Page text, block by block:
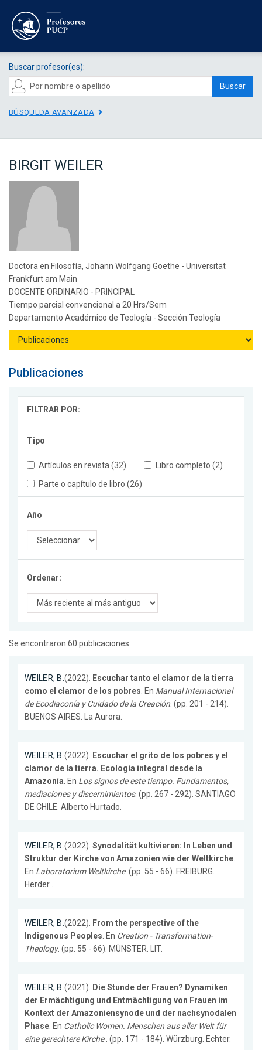
Buscar profesor(es):
Buscar
BÚSQUEDA AVANZADA
BIRGIT WEILER
Doctora en Filosofía, Johann Wolfgang Goethe - Universität
Frankfurt am Main
DOCENTE ORDINARIO - PRINCIPAL
Tiempo parcial convencional a 20 Hrs/Sem
Departamento Académico de Teología - Sección Teología
Publicaciones
FILTRAR POR:
Tipo
Artículos en revista (32)
Libro completo (2)
Parte o capítulo de libro (26)
Año
Ordenar:
Se encontraron 60 publicaciones
WEILER, B.(2022). Escuchar tanto el clamor de la tierra
como el clamor de los pobres. En Manual Internacional
de Ecodiaconía y Cuidado de la Creación. (pp. 201 - 214).
BUENOS AIRES. La Aurora.
WEILER, B.(2022). Escuchar el grito de los pobres y el
clamor de la tierra. Ecología integral desde la
Amazonía. En Los signos de este tiempo. Fundamentos,
mediaciones y discernimientos. (pp. 267 - 292). SANTIAGO
DE CHILE. Alberto Hurtado.
WEILER, B.(2022). Synodalität kultivieren: In Leben und
Struktur der Kirche von Amazonien wie der Weltkirche.
En Laboratorium Weltkirche. (pp. 55 - 66). FREIBURG.
Herder .
WEILER, B.(2022). From the perspective of the
Indigenous Peoples. En Creation - Transformation-
Theology. (pp. 55 - 66). MÜNSTER. LIT.
WEILER, B.(2021). Die Stunde der Frauen? Dynamiken
der Ermächtigung und Entmächtigung von Frauen im
Kontext der Amazoniensynode und der nachsynodalen
Phase. En Catholic Women. Menschen aus aller Welt für
eine gerechtere Kirche. (pp. 171 - 184). Würzburg. Echter.